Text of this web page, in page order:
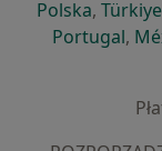
Polskaotwiera
, Türkiye
Portugal,